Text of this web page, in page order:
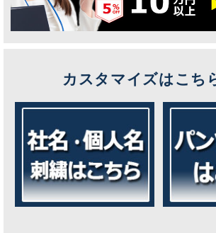
カスタマイズはこち